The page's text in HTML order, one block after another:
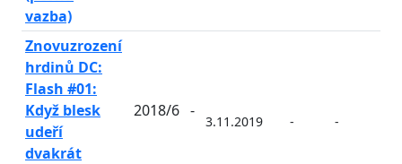
vazba)
Znovuzrození
hrdinů DC:
Flash #01:
Když blesk
udeří
dvakrát
2018/6 -
3.11.2019 - -